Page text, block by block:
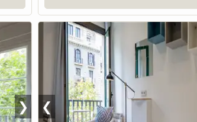
❯ ❮